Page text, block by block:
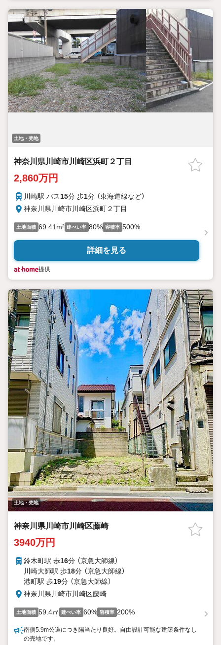
土地・売地
神奈川県川崎市川崎区浜町２丁目
2,860万円
川崎駅 バス15分 歩1分 （東海道線など）
神奈川県川崎市川崎区浜町２丁目
土地面積 69.41m² 建ぺい率 80% 容積率 500%
詳細を見る
提供
土地・売地
神奈川県川崎市川崎区藤崎
3940万円
鈴木町駅 歩16分 （京急大師線）
川崎大師駅 歩18分 （京急大師線）
港町駅 歩19分 （京急大師線）
神奈川県川崎市川崎区藤崎
土地面積 59.4㎡ 建ぺい率 60% 容積率 200%
南側5.9m公道につき陽当たり良好。自由設計可能な建築条件なし
の売地です。